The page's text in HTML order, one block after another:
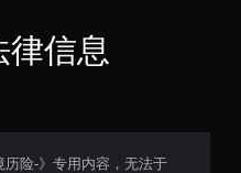
律信息
历险-》专用内容，无法于